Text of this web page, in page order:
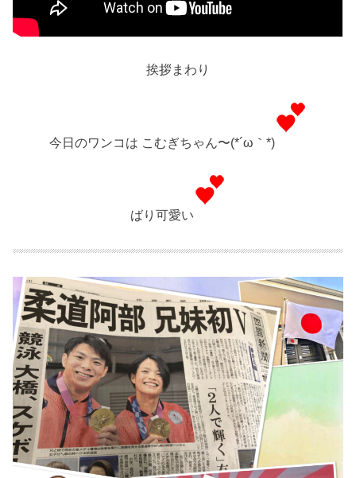
挨拶まわり
今日のワンコは こむぎちゃん〜(*´ω｀*)
ばり可愛い